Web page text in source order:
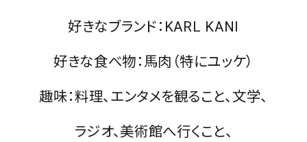
好きなブランド：KARL KANI
好きな食べ物：馬肉（特にユッケ）
趣味：料理、エンタメを観ること、文学、
ラジオ、美術館へ行くこと、